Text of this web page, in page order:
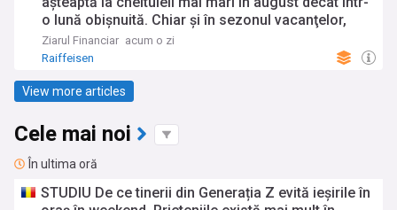
o lună obişnuită. Chiar şi în sezonul vacanţelor,
cheltuielile curente rămân principala sursă de
presiune financiară
Ziarul Financiar acum o zi
Raiffeisen
View more articles
Cele mai noi
În ultima oră
STUDIU De ce tinerii din Generația Z evită ieșirile în